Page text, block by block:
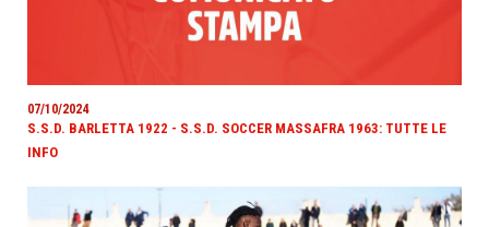
07/10/2024
S.S.D. BARLETTA 1922 - S.S.D. SOCCER MASSAFRA 1963: TUTTE LE
INFO